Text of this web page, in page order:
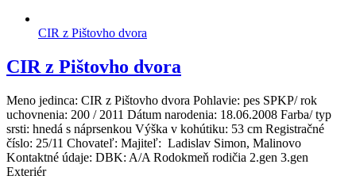
CIR z Pištovho dvora
CIR z Pištovho dvora
Meno jedinca: CIR z Pištovho dvora Pohlavie: pes SPKP/ rok
uchovnenia: 200 / 2011 Dátum narodenia: 18.06.2008 Farba/ typ
srsti: hnedá s náprsenkou Výška v kohútiku: 53 cm Registračné
číslo: 25/11 Chovateľ: Majiteľ: Ladislav Simon, Malinovo
Kontaktné údaje: DBK: A/A Rodokmeň rodičia 2.gen 3.gen
Exteriér